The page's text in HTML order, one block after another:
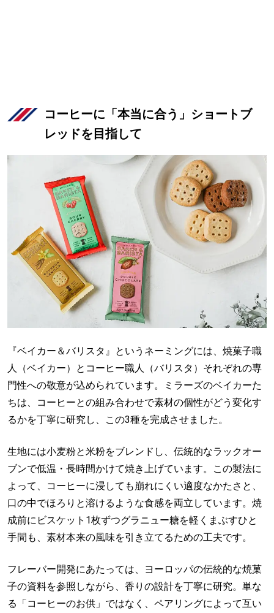
コーヒーに「本当に合う」ショートブ
レッドを目指して
『ベイカー＆バリスタ』というネーミングには、焼菓子職
人（ベイカー）とコーヒー職人（バリスタ）それぞれの専
門性への敬意が込められています。ミラーズのベイカーた
ちは、コーヒーとの組み合わせで素材の個性がどう変化す
るかを丁寧に研究し、この3種を完成させました。
生地には小麦粉と米粉をブレンドし、伝統的なラックオー
ブンで低温・長時間かけて焼き上げています。この製法に
よって、コーヒーに浸しても崩れにくい適度なかたさと、
口の中でほろりと溶けるような食感を両立しています。焼
成前にビスケット1枚ずつグラニュー糖を軽くまぶすひと
手間も、素材本来の風味を引き立てるための工夫です。
フレーバー開発にあたっては、ヨーロッパの伝統的な焼菓
子の資料を参照しながら、香りの設計を丁寧に研究。単な
る「コーヒーのお供」ではなく、ペアリングによって互い